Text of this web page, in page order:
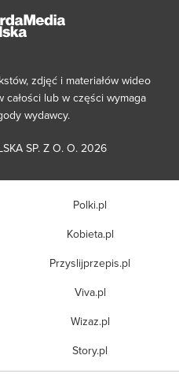
zdjęć i materiałów wideo
lub w części wymaga
wydawcy.
SP. Z O. O. 2026
Polki.pl
Kobieta.pl
Przyslijprzepis.pl
Viva.pl
Wizaz.pl
Story.pl